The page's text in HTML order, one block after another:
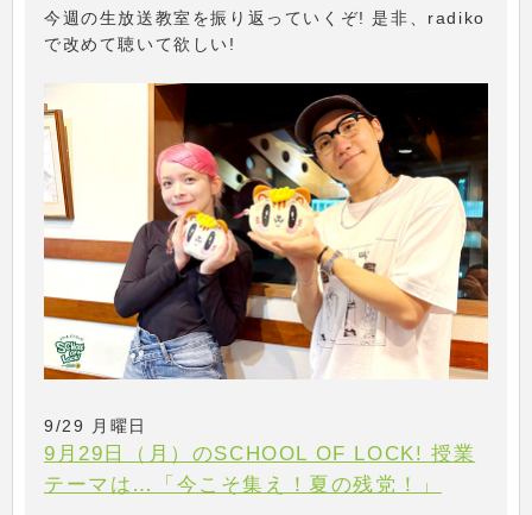
今週の生放送教室を振り返っていくぞ! 是非、radiko
で改めて聴いて欲しい!
9/29 月曜日
9月29日（月）のSCHOOL OF LOCK! 授業
テーマは…「今こそ集え！夏の残党！」